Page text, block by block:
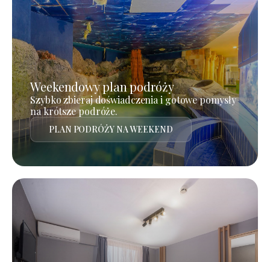
Weekendowy plan podróży
Szybko zbieraj doświadczenia i gotowe pomysły
na krótsze podróże.
PLAN PODRÓŻY NA WEEKEND